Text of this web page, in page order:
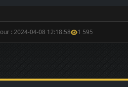
: 2024-04-08 12:18:58 1 595